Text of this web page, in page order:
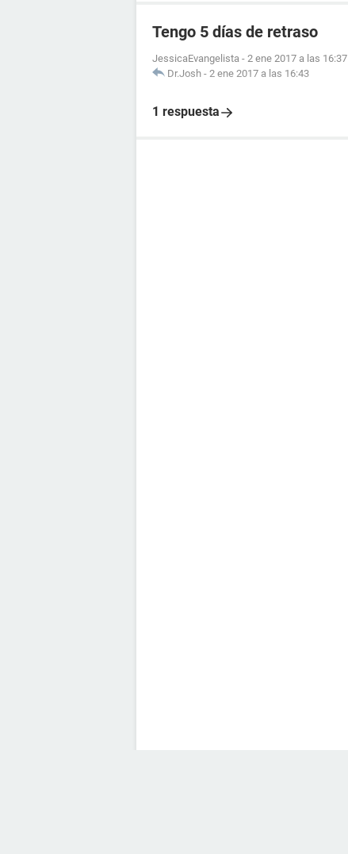
Tengo 5 días de retraso
JessicaEvangelista - 2 ene 2017 a las 16:37
Dr.Josh - 2 ene 2017 a las 16:43
1 respuesta